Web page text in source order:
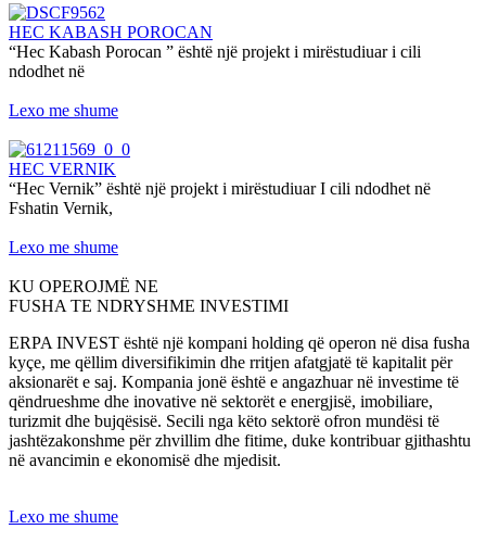
HEC KABASH POROCAN
“Hec Kabash Porocan ” është një projekt i mirëstudiuar i cili
ndodhet në
Lexo me shume
HEC VERNIK
“Hec Vernik” është një projekt i mirëstudiuar I cili ndodhet në
Fshatin Vernik,
Lexo me shume
KU OPEROJMË NE
FUSHA TE NDRYSHME INVESTIMI
ERPA INVEST është një kompani holding që operon në disa fusha
kyçe, me qëllim diversifikimin dhe rritjen afatgjatë të kapitalit për
aksionarët e saj. Kompania jonë është e angazhuar në investime të
qëndrueshme dhe inovative në sektorët e energjisë, imobiliare,
turizmit dhe bujqësisë. Secili nga këto sektorë ofron mundësi të
jashtëzakonshme për zhvillim dhe fitime, duke kontribuar gjithashtu
në avancimin e ekonomisë dhe mjedisit.
Lexo me shume